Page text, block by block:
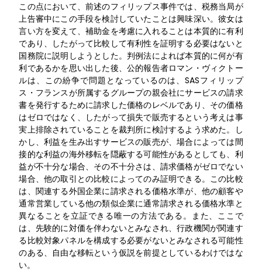
この点において、前述のフィリップス事件では、税務当局が
上告審中にこの手段を検討していたことは興味深い。彼女は
言い方を変えて、補助金を考慮に入れることは本質的に有利
であり、したがって比較して有利性を証明する必要はないと
国務院に説明しようとした。判例法によれば本質的に何が有
利であるかを思い出した後、公的報告者ロマン・ヴィクトー
ルは、この紛争で問題となっているのは、SASフィリップ
ス・フランスが所属するグループの親会社にサービスの請求
書を発行するために請求した価格のレベルであり、その価格
はゼロではなく、したがって損失で販売するという考えは事
実上排除されていることを裁判所に検討するよう求めた。し
かし、利益を生み出すサービスの販売が、場合によっては間
接的な利益の海外移転を隠蔽する可能性があるとしても、利
益が不十分な場合、その不十分さは、請求価格がゼロでない
場合、他の取引との比較によってのみ証明できる。この比較
は、関連する外国企業に請求される価格水準が、他の顧客や
通常営業している他の類似企業に通常請求される価格水準と
異なることを立証できる唯一の方法である。また、ここで
は、先験的に対価を伴わないとみなされ、行政機関が関連す
る比較対象パネルを構成する必要がないとみなされる可能性
のある、自由な移転という仮説を前提としているわけではな
い。